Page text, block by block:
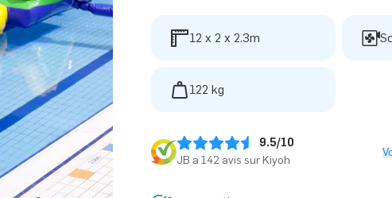
12 x 2 x 2.3m
122 kg
9.5/10
JB a 142 avis sur Kiyoh